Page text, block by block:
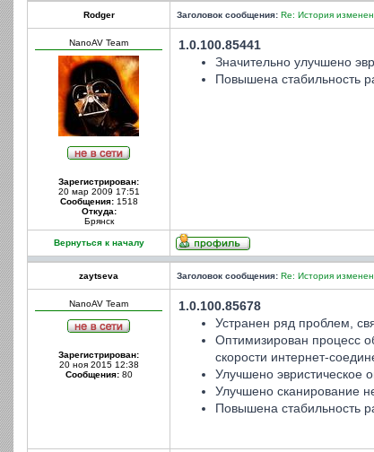
Rodger Заголовок сообщения: Re: История
NanoAV Team
Зарегистрирован:
20 мар 2009 17:51
Сообщения:1518
Откуда:
Брянск
1.0.100.85441
Значительно улучшено
Повышена стабильность
Вернуться к началу
zaytseva Заголовок сообщения: Re: История
NanoAV Team
Зарегистрирован:
20 ноя 2015 12:38
Сообщения:80
1.0.100.85678
Устранен ряд проблем,
Оптимизирован процесс
скорости интернет-
Улучшено эвристическое
Улучшено сканирование
Повышена стабильность